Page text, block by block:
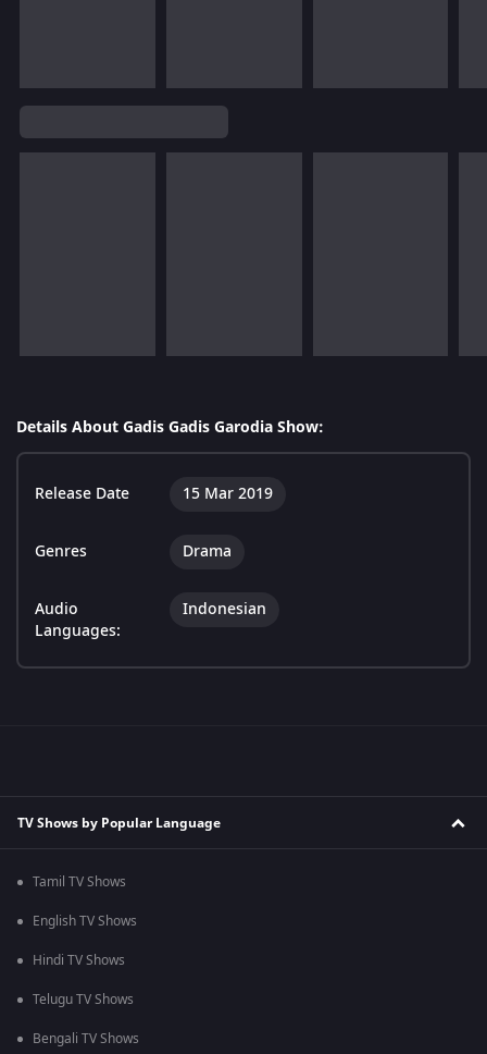
Details About Gadis Gadis Garodia Show:
Release Date 15 Mar 2019
Genres Drama
Audio
Languages:
Indonesian
TV Shows by Popular Language
Tamil TV Shows
English TV Shows
Hindi TV Shows
Telugu TV Shows
Bengali TV Shows